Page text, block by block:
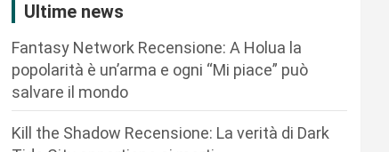
Ultime news
Fantasy Network Recensione: A Holua la
popolarità è un’arma e ogni “Mi piace” può
salvare il mondo
Kill the Shadow Recensione: La verità di Dark